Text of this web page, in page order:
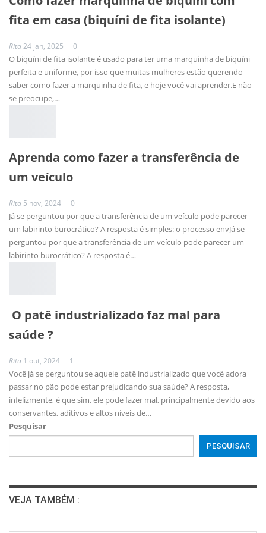
fita em casa (biquíni de fita isolante)
Rita24 jan, 2025 0
O biquíni de fita isolante é usado para ter uma marquinha de biquíni
perfeita e uniforme, por isso que muitas mulheres estão querendo
saber como fazer a marquinha de fita, e hoje você vai aprender.E não
se preocupe,…
Aprenda como fazer a transferência de
um veículo
Rita 5 nov, 2024 0
Já se perguntou por que a transferência de um veículo pode parecer
um labirinto burocrático? A resposta é simples: o processo envJá se
perguntou por que a transferência de um veículo pode parecer um
labirinto burocrático? A resposta é…
O patê industrializado faz mal para
saúde ?
Rita 1 out, 2024 1
Você já se perguntou se aquele patê industrializado que você adora
passar no pão pode estar prejudicando sua saúde? A resposta,
infelizmente, é que sim, ele pode fazer mal, principalmente devido aos
conservantes, aditivos e altos níveis de…
Pesquisar
PESQUISAR
VEJA TAMBÉM :